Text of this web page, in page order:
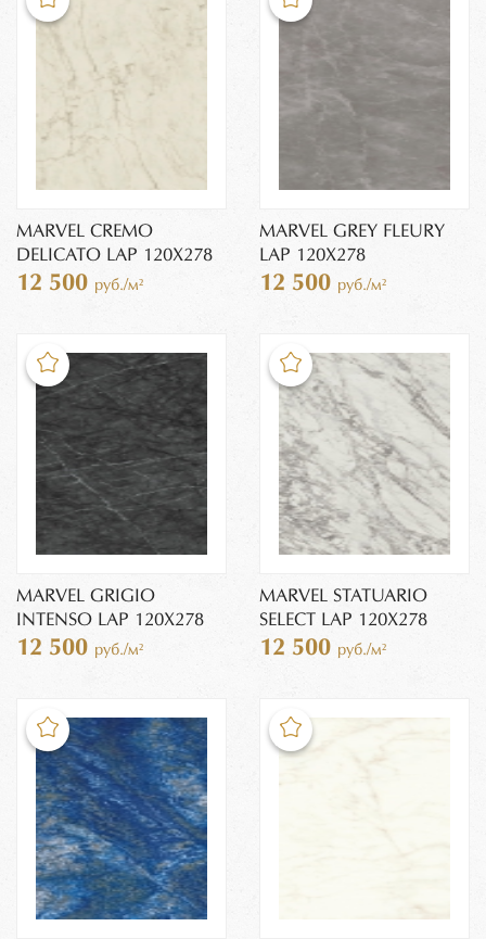
MARVEL CREMO
DELICATO LAP 120X278
12 500 руб./м²
MARVEL GREY FLEURY
LAP 120X278
12 500 руб./м²
MARVEL GRIGIO
INTENSO LAP 120X278
12 500 руб./м²
MARVEL STATUARIO
SELECT LAP 120X278
12 500 руб./м²